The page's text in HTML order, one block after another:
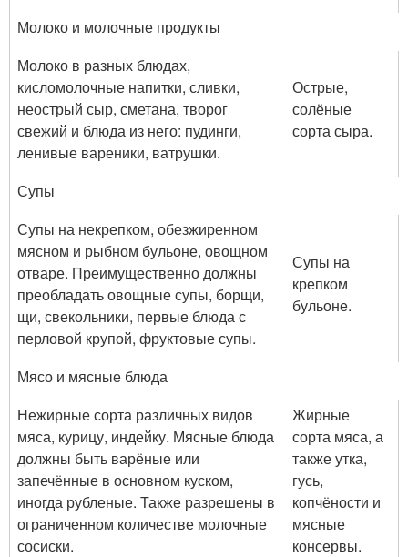
Молоко и молочные продукты
Молоко в разных блюдах,
кисломолочные напитки, сливки,
неострый сыр, сметана, творог
свежий и блюда из него: пудинги,
ленивые вареники, ватрушки.
Острые,
солёные
сорта сыра.
Супы
Супы на некрепком, обезжиренном
мясном и рыбном бульоне, овощном
отваре. Преимущественно должны
преобладать овощные супы, борщи,
щи, свекольники, первые блюда с
перловой крупой, фруктовые супы.
Супы на
крепком
бульоне.
Мясо и мясные блюда
Нежирные сорта различных видов
мяса, курицу, индейку. Мясные блюда
должны быть варёные или
запечённые в основном куском,
иногда рубленые. Также разрешены в
ограниченном количестве молочные
сосиски.
Жирные
сорта мяса, а
также утка,
гусь,
копчёности и
мясные
консервы.